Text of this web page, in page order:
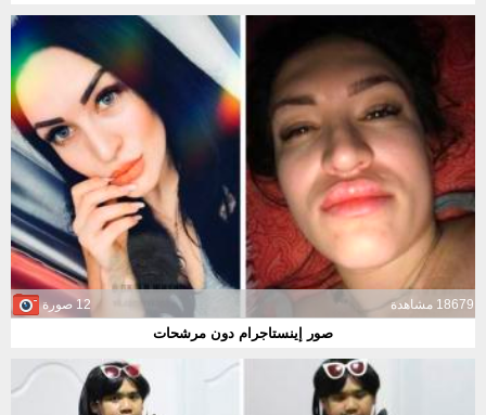
12 صورة 18679 مشاهدة
صور إينستاجرام دون مرشحات